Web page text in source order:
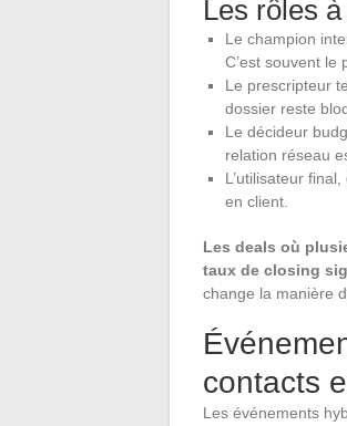
Les rôles
Le champion
C’est souvent le
Le prescripteur
dossier reste
Le décideur
relation réseau
L’utilisateur
en client.
Les deals où
taux de closing
change la manière
contacts
Les événements